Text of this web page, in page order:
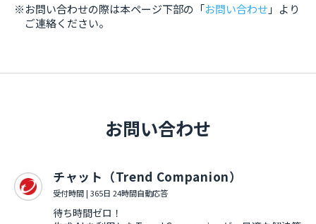
※お問い合わせの際は本ページ下部の「お問い合わせ 」より
ご連絡ください。
お問い合わせ
チャット（Trend Companion）
受付時間 | 365日 24時間自動応答
待ち時間ゼロ！